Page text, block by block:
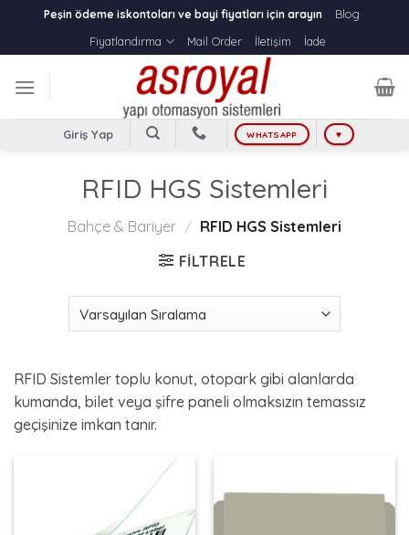
content
Peşin ödeme iskontoları ve bayi fiyatları için arayın
Blog
Fiyatlandırma
Mail Order İletişim İade
Giriş Yap WHATSAPP ♥
RFID HGS Sistemleri
Bahçe & Bariyer / RFID HGS Sistemleri
FILTRELE
RFID Sistemler toplu konut, otopark gibi alanlarda
kumanda, bilet veya şifre paneli olmaksızın temassız
geçişinize imkan tanır.